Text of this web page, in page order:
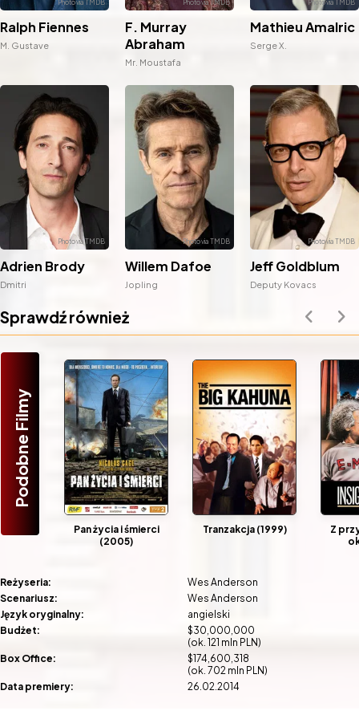
Ralph Fiennes
M. Gustave
F. Murray
Abraham
Mr. Moustafa
Mathieu Amalric
Serge X.
Adrien Brody
Dmitri
Willem Dafoe
Jopling
Jeff Goldblum
Deputy Kovacs
Sprawdź również
Podobne Filmy
Pan życia i śmierci
(2005)
Tranzakcja (1999)
Z
Reżyseria:
Wes Anderson
Scenariusz:
Wes Anderson
Język oryginalny:
angielski
Budżet:
$30,000,000
(ok. 121 mln PLN)
Box Office:
$174,600,318
(ok. 702 mln PLN)
Data premiery:
26.02.2014